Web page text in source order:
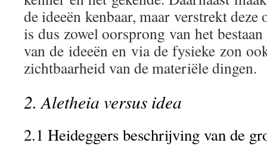
de ideeën kenbaar, maar verstrekt
is dus zowel oorsprong van het
van de ideeën en via de fysieke zon
zichtbaarheid van de materiële dingen.
2. Aletheia versus idea
2.1 Heideggers beschrijving van de